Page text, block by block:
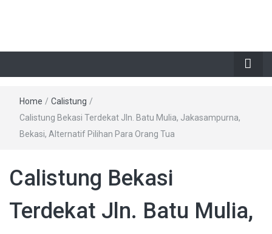
Home / Calistung /
Calistung Bekasi Terdekat Jln. Batu Mulia, Jakasampurna,
Bekasi, Alternatif Pilihan Para Orang Tua
Calistung Bekasi
Terdekat Jln. Batu Mulia,